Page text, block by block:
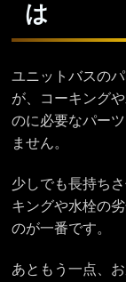
は
ユニットバスの
が、コーキング
のに必要なパー
ません。
少しでも長持ち
キングや水栓の
のが一番です。
あともう一点、